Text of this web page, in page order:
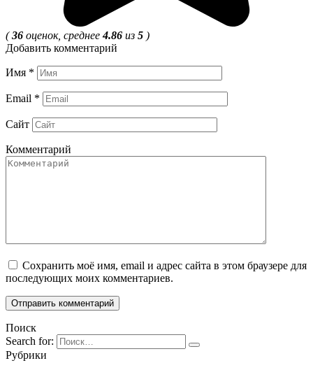
(36 оценок, среднее4.86 из 5 )
Добавить комментарий
Имя *
Email *
Сайт
Комментарий
Сохранить моё имя, email и адрес сайта в этом браузере для
последующих моих комментариев.
Поиск
Search for:
Рубрики